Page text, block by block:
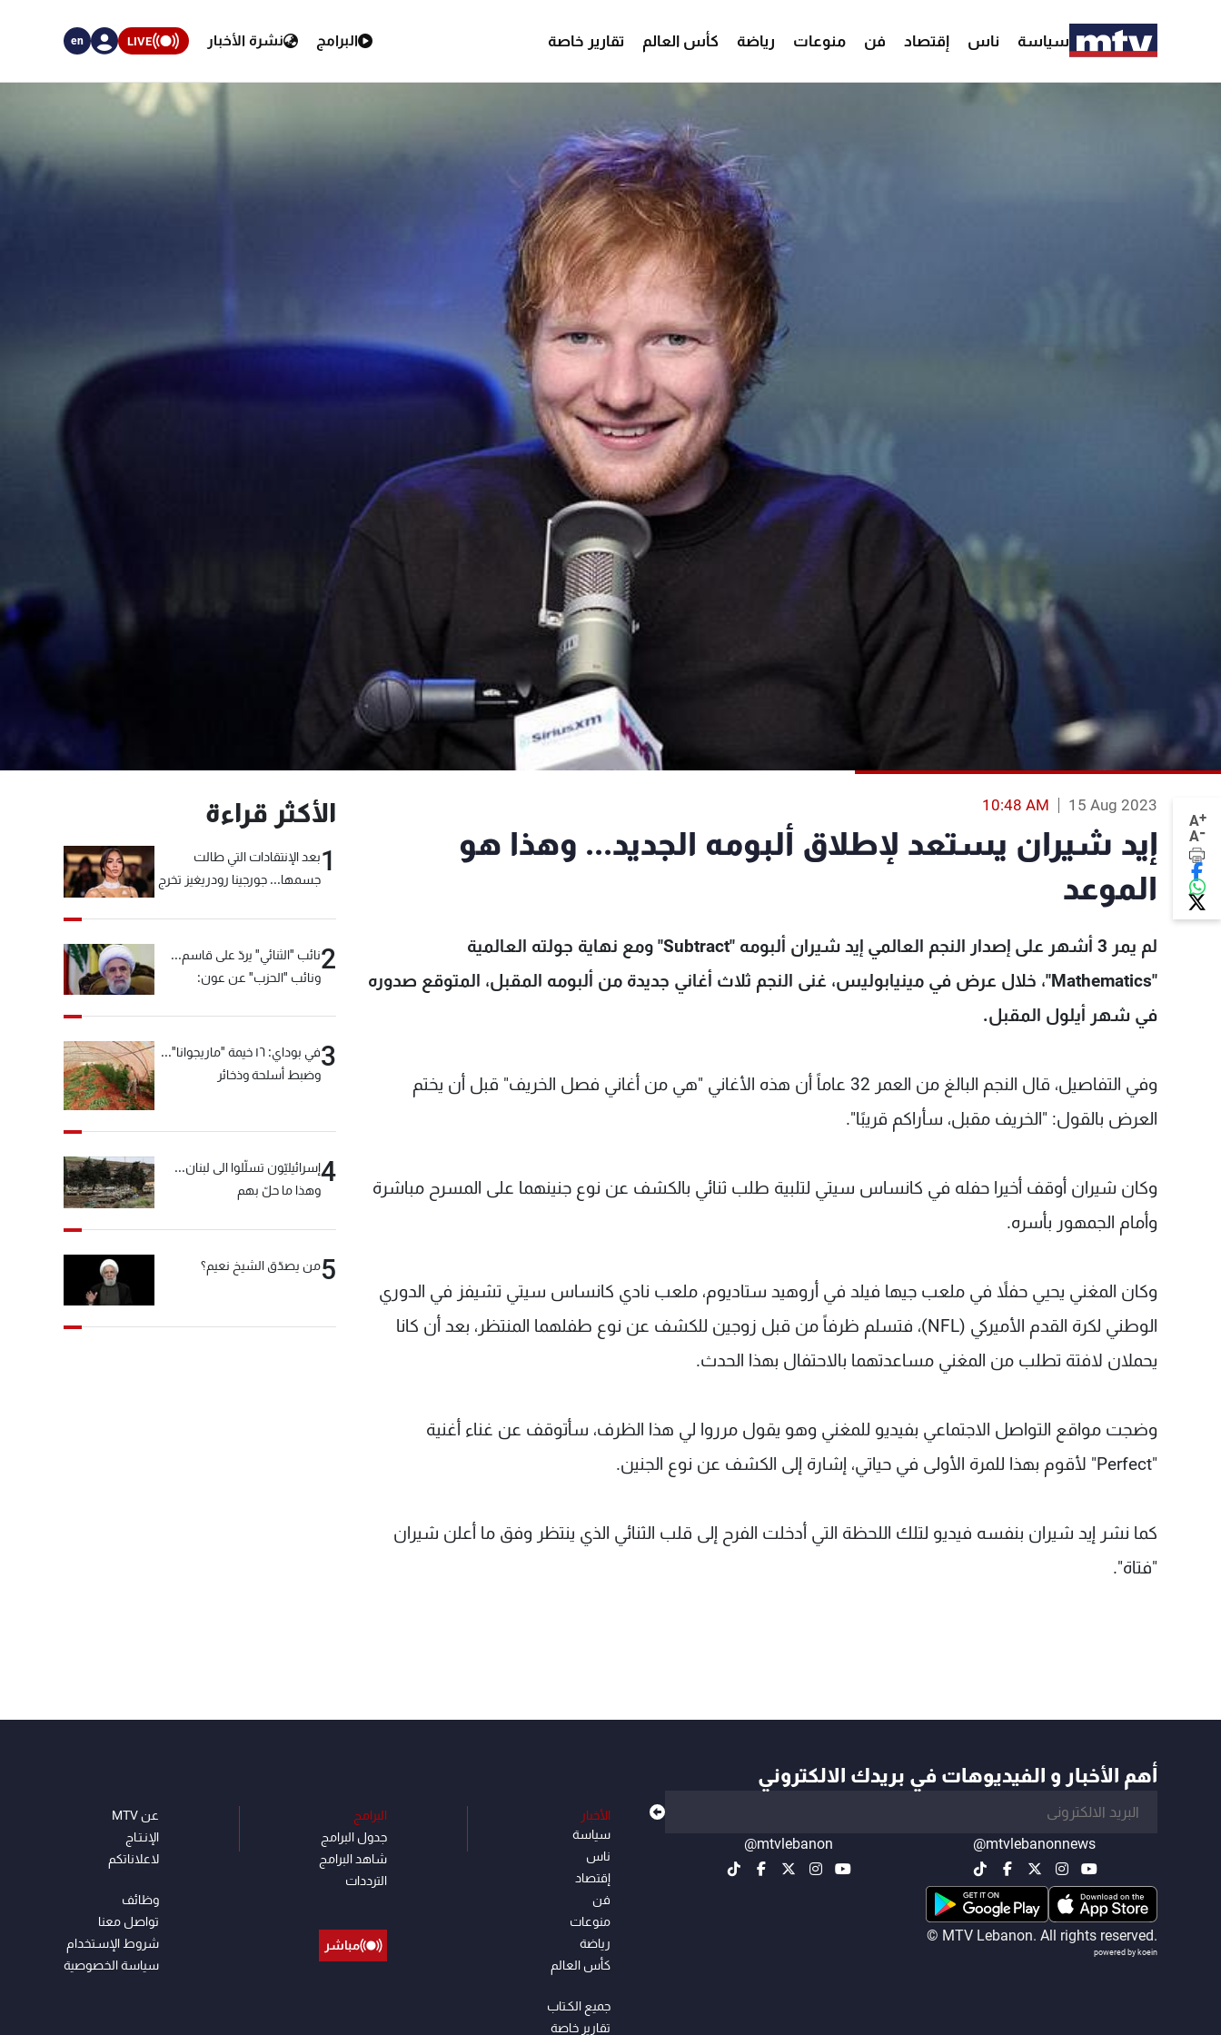
سياسة ناس إقتصاد فن منوعات رياضة كأس العالم تقارير خاصة البرامج نشرة الأخبار LIVE
en
A+
A-
15 Aug 2023
10:48 AM
إيد شيران يستعد لإطلاق ألبومه الجديد... وهذا هو
الموعد
لم يمر 3 أشهر على إصدار النجم العالمي إيد شيران ألبومه "Subtract" ومع نهاية جولته العالمية
"Mathematics"، خلال عرض في مينيابوليس، غنى النجم ثلاث أغاني جديدة من ألبومه المقبل، المتوقع صدوره
في شهر أيلول المقبل.
وفي التفاصيل، قال النجم البالغ من العمر 32 عاماً أن هذه الأغاني "هي من أغاني فصل الخريف" قبل أن يختم
العرض بالقول: "الخريف مقبل، سأراكم قريبًا".
وكان شيران أوقف أخيرا حفله في كانساس سيتي لتلبية طلب ثنائي بالكشف عن نوع جنينهما على المسرح مباشرة
وأمام الجمهور بأسره.
وكان المغني يحيي حفلاً في ملعب جيها فيلد في أروهيد ستاديوم، ملعب نادي كانساس سيتي تشيفز في الدوري
الوطني لكرة القدم الأميركي (NFL)، فتسلم ظرفاً من قبل زوجين للكشف عن نوع طفلهما المنتظر، بعد أن كانا
يحملان لافتة تطلب من المغني مساعدتهما بالاحتفال بهذا الحدث.
وضجت مواقع التواصل الاجتماعي بفيديو للمغني وهو يقول مرروا لي هذا الظرف، سأتوقف عن غناء أغنية
"Perfect" لأقوم بهذا للمرة الأولى في حياتي، إشارة إلى الكشف عن نوع الجنين.
كما نشر إيد شيران بنفسه فيديو لتلك اللحظة التي أدخلت الفرح إلى قلب الثنائي الذي ينتظر وفق ما أعلن شيران
"فتاة".
الأكثر قراءة
1بعد الإنتقادات التي طالت
جسمها... جورجينا رودريغيز تخرج
2نائب "الثنائي" يردّ على قاسم...
ونائب "الحزب" عن عون:
3
في بوداي: ١٦ خيمة "ماريجوانا"...
وضبط أسلحة وذخائر
4إسرائيليّون تسلّلوا الى لبنان...
وهذا ما حلّ بهم
5من يصدّق الشيخ نعيم؟
أهم الأخبار و الفيديوهات في بريدك الالكتروني
@mtvlebanonnews
@mtvlebanon
© MTV Lebanon. All rights reserved.
powered by koein
الأخبار
سياسة
ناس
إقتصاد
فن
منوعات
رياضة
كأس العالم
جميع الكـتاب
تقارير خاصة
البرامج
جدول البرامج
شاهد البرامج
الترددات
مباشر
عن MTV
الإنـتـاج
لاعلاناتكم
وظائف
تواصل معنا
شروط الإسـتخدام
سياسة الخصوصية